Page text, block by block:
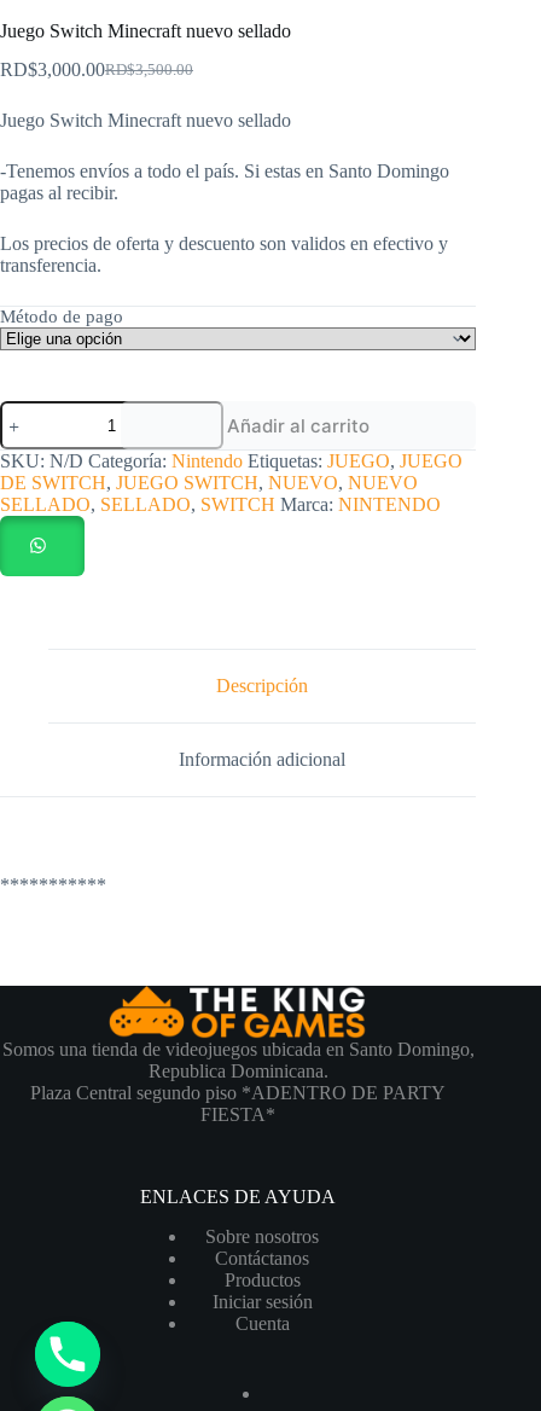
Juego Switch Minecraft nuevo sellado
RD$3,500.00
El
original
RD$3,500.00.
RD$3,000.00El
actual
RD$3,000.00.
Juego Switch Minecraft nuevo sellado
-Tenemos envíos a todo el país. Si estas en Santo Domingo
pagas al recibir.
Los precios de oferta y descuento son validos en efectivo y
transferencia.
Método de pago
Juego
Switch
Minecraft
nuevo
sellado
cantidad
Añadir al carrito
SKU: N/D Categoría: Nintendo Etiquetas: JUEGO, JUEGO
DE SWITCH, JUEGO SWITCH, NUEVO, NUEVO
SELLADO, SELLADO, SWITCH Marca: NINTENDO
Descripción
Información adicional
***********
Somos una tienda de videojuegos ubicada en Santo Domingo,
Republica Dominicana.
Plaza Central segundo piso *ADENTRO DE PARTY
FIESTA*
ENLACES DE AYUDA
Sobre nosotros
Contáctanos
Productos
Iniciar sesión
Cuenta
t
y